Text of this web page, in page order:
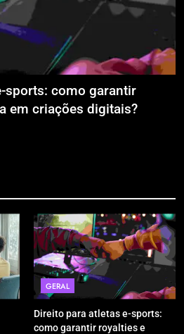
como garantir
digitais?
A Era
Estão
GERAL
Direito para atletas e-sports:
como garantir royalties e